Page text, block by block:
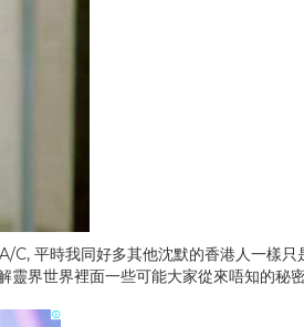
C, 平時我同好多其他沈默的香港人一樣只
靈界世界裡面一些可能大家從來唔知的秘